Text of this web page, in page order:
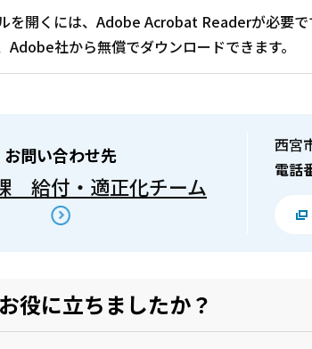
を開くには、Adobe Acrobat Readerが必要で
Adobe社から無償でダウンロードできます。
お問い合わせ先
給付・適正化チーム
西宮
電話
役に立ちましたか？